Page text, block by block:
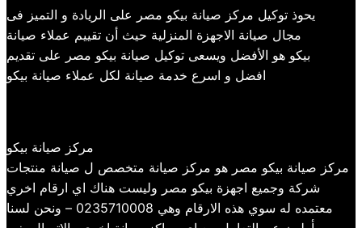
يحوذ توكيل مركز صيانة بيكو مصر على الريادة و التميز فى
مجال صيانة الاجهزة المنزلية حيث أن تقييم عملاء صيانة
بيكو هو الأفضل ويسعى توكيل صيانة بيكو مصر على تقديم
افضل و اسرع خدمة صيانة لكل عملاء صيانة بيكو
مركز صيانة بيكو
مركز صيانة بيكو مصر هو مركز صيانة متخصص ل صيانة منتجات
شركة وجميع اجهزة بيكو مصر وليست هناك اي ارقام اخري
معتمده له سوي هذه الارقام وهي 0235710008 – ونحن لسنا